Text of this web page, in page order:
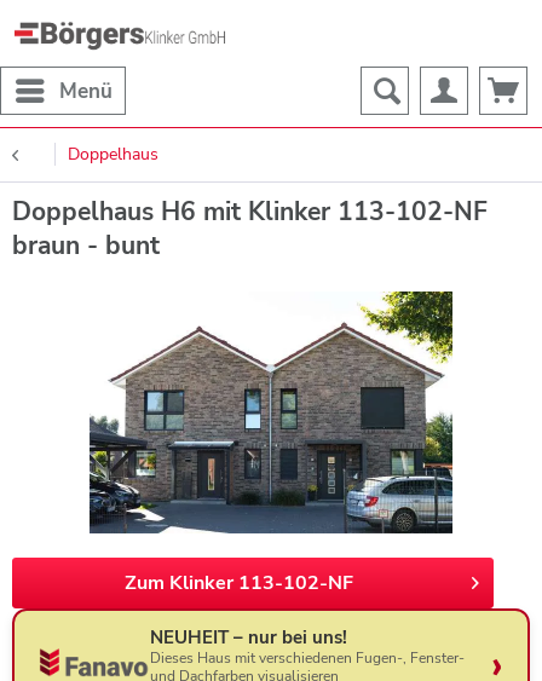
Menü
Doppelhaus
Doppelhaus H6 mit Klinker 113-102-NF
braun - bunt
Zum Klinker 113-102-NF
NEUHEIT – nur bei uns!
Dieses Haus mit verschiedenen Fugen-, Fenster-
und Dachfarben visualisieren